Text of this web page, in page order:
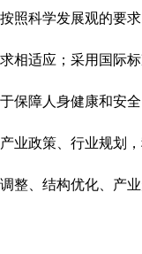
按照科学发展观的要
求相适应；采用国际
于保障人身健康和安
产业政策、行业规划
调整、结构优化、产业